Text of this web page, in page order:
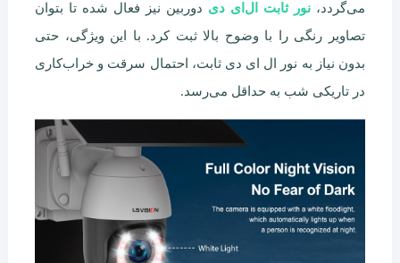
می‌گردد، نور ثابت ال‌ای دی دوربین نیز فعال شده تا بتوان
تصاویر رنگی را با وضوح بالا ثبت کرد. با این ویژگی، حتی
بدون نیاز به نور ال ای دی ثابت، احتمال سرقت و خراب‌کاری
در تاریکی شب به حداقل می‌رسد.